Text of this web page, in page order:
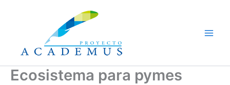
Ecosistema para pymes